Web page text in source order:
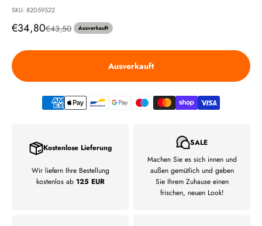
SKU: 82059522
Angebot
€34,80Regulärer Preis
€43,50 Ausverkauft
Ausverkauft
Kostenlose Lieferung
Wir liefern Ihre Bestellung
kostenlos ab 125 EUR
SALE
Machen Sie es sich innen und
außen gemütlich und geben
Sie Ihrem Zuhause einen
frischen, neuen Look!